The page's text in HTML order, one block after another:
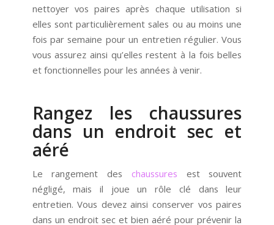
nettoyer vos paires après chaque utilisation si
elles sont particulièrement sales ou au moins une
fois par semaine pour un entretien régulier. Vous
vous assurez ainsi qu’elles restent à la fois belles
et fonctionnelles pour les années à venir.
Rangez les chaussures
dans un endroit sec et
aéré
Le rangement des chaussures est souvent
négligé, mais il joue un rôle clé dans leur
entretien. Vous devez ainsi conserver vos paires
dans un endroit sec et bien aéré pour prévenir la